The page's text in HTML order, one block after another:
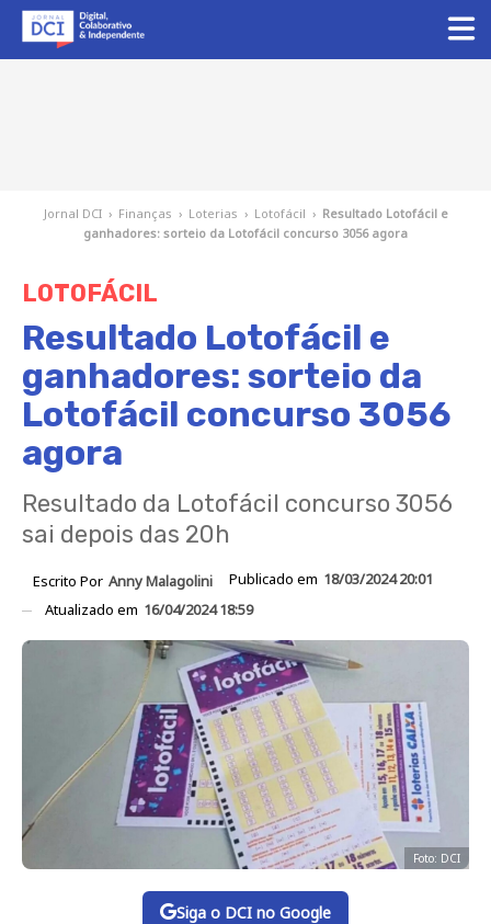
Jornal DCI › Finanças › Loterias › Lotofácil › Resultado Lotofácil e
ganhadores: sorteio da Lotofácil concurso 3056 agora
LOTOFÁCIL
Resultado Lotofácil e
ganhadores: sorteio da
Lotofácil concurso 3056
agora
Resultado da Lotofácil concurso 3056
sai depois das 20h
Escrito Por Anny Malagolini Publicado em 18/03/2024 20:01
Atualizado em 16/04/2024 18:59
Foto: DCI
Siga o DCI no Google